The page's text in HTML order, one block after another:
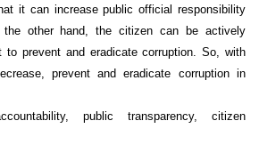
it can increase public official responsibility
other hand, the citizen can be actively
to prevent and eradicate corruption. So, with
prevent and eradicate corruption in
public transparency, citizen